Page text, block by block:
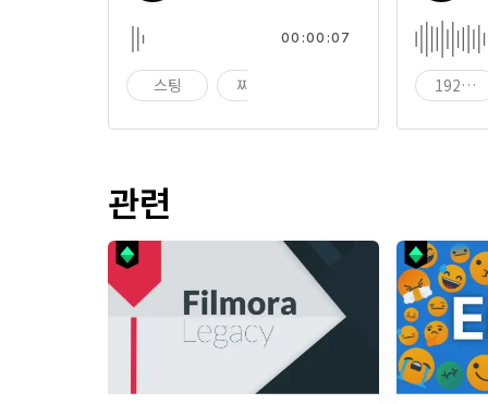
스팅 찌르기
00:00:07
1920
관련